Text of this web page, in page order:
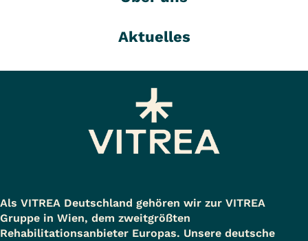
Aktuelles
Als VITREA Deutschland gehören wir zur VITREA
Gruppe in Wien, dem zweitgrößten
Rehabilitationsanbieter Europas. Unsere deutsche